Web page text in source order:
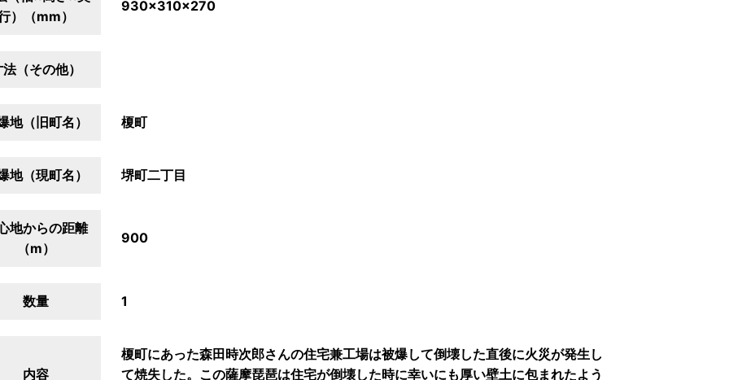
）（mm）
930×310×270
（その他）
地（旧町名） 榎町
地（現町名） 堺町二丁目
地からの距離
（m）
900
数量 1
内容
榎町にあった森田時次郎さんの住宅兼工場は被爆して倒壊した直後に火災が発生し
て焼失した。この薩摩琵琶は住宅が倒壊した時に幸いにも厚い壁土に包まれたよう